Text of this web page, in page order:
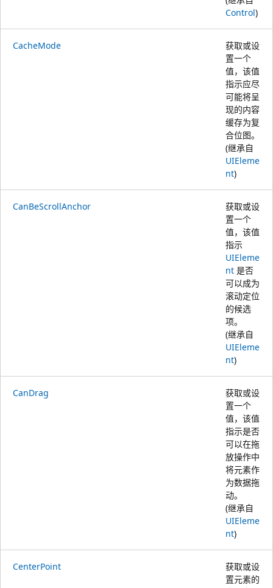
Control)
CacheMode
获取或设
置一个
值，该值
指示应尽
可能将呈
现的内容
缓存为复
合位图。
(继承自
UIEleme
nt)
CanBeScrollAnchor
获取或设
置一个
值，该值
指示
UIEleme
nt 是否
可以成为
滚动定位
的候选
项。
(继承自
UIEleme
nt)
CanDrag
获取或设
置一个
值，该值
指示是否
可以在拖
放操作中
将元素作
为数据拖
动。
(继承自
UIEleme
nt)
CenterPoint
获取或设
置元素的